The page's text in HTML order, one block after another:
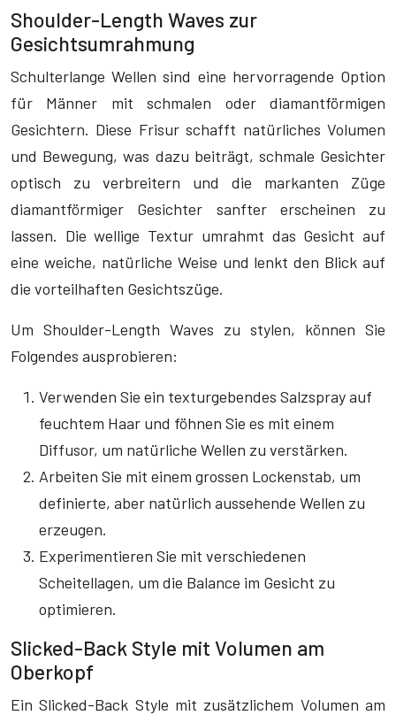
Shoulder-Length Waves zur
Gesichtsumrahmung
Schulterlange Wellen sind eine hervorragende Option
für Männer mit schmalen oder diamantförmigen
Gesichtern. Diese Frisur schafft natürliches Volumen
und Bewegung, was dazu beiträgt, schmale Gesichter
optisch zu verbreitern und die markanten Züge
diamantförmiger Gesichter sanfter erscheinen zu
lassen. Die wellige Textur umrahmt das Gesicht auf
eine weiche, natürliche Weise und lenkt den Blick auf
die vorteilhaften Gesichtszüge.
Um Shoulder-Length Waves zu stylen, können Sie
Folgendes ausprobieren:
Verwenden Sie ein texturgebendes Salzspray auf
feuchtem Haar und föhnen Sie es mit einem
Diffusor, um natürliche Wellen zu verstärken.
Arbeiten Sie mit einem grossen Lockenstab, um
definierte, aber natürlich aussehende Wellen zu
erzeugen.
Experimentieren Sie mit verschiedenen
Scheitellagen, um die Balance im Gesicht zu
optimieren.
Slicked-Back Style mit Volumen am
Oberkopf
Ein Slicked-Back Style mit zusätzlichem Volumen am